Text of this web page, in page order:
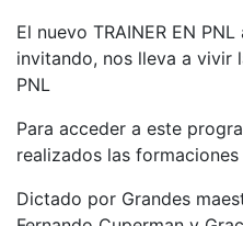
El nuevo TRAINER EN
invitando, nos lleva a vivir
PNL
Para acceder a este
realizados las
Dictado por Grandes